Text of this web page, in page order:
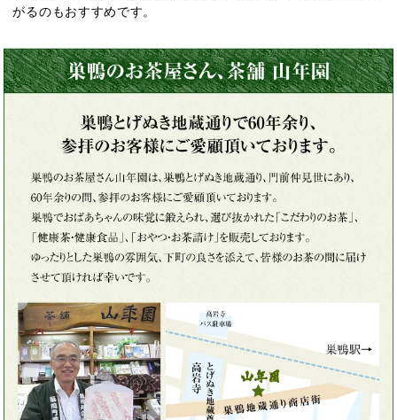
がるのもおすすめです。